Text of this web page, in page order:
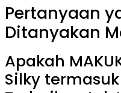
Pertanyaan
Ditanyakan
Apakah
Silky